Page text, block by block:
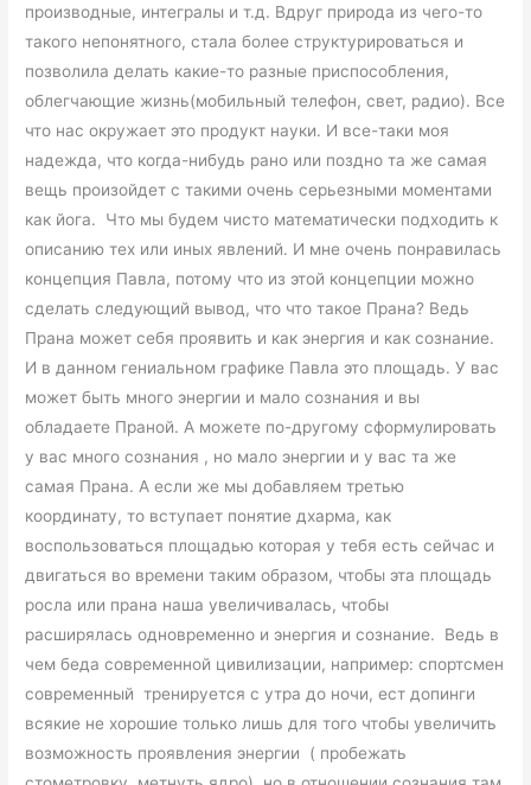
производные, интегралы и т.д. Вдруг природа из чего-то
такого непонятного, стала более структурироваться и
позволила делать какие-то разные приспособления,
облегчающие жизнь(мобильный телефон, свет, радио). Все
что нас окружает это продукт науки. И все-таки моя
надежда, что когда-нибудь рано или поздно та же самая
вещь произойдет с такими очень серьезными моментами
как йога. Что мы будем чисто математически подходить к
описанию тех или иных явлений. И мне очень понравилась
концепция Павла, потому что из этой концепции можно
сделать следующий вывод, что что такое Прана? Ведь
Прана может себя проявить и как энергия и как сознание.
И в данном гениальном графике Павла это площадь. У вас
может быть много энергии и мало сознания и вы
обладаете Праной. А можете по-другому сформулировать
у вас много сознания , но мало энергии и у вас та же
самая Прана. А если же мы добавляем третью
координату, то вступает понятие дхарма, как
воспользоваться площадью которая у тебя есть сейчас и
двигаться во времени таким образом, чтобы эта площадь
росла или прана наша увеличивалась, чтобы
расширялась одновременно и энергия и сознание. Ведь в
чем беда современной цивилизации, например: спортсмен
современный тренируется с утра до ночи, ест допинги
всякие не хорошие только лишь для того чтобы увеличить
возможность проявления энергии ( пробежать